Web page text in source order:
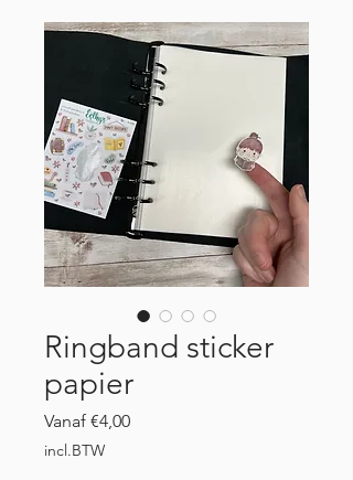
Ringband sticker
papier
Vanaf €4,00Verkoopprijs
incl.BTW